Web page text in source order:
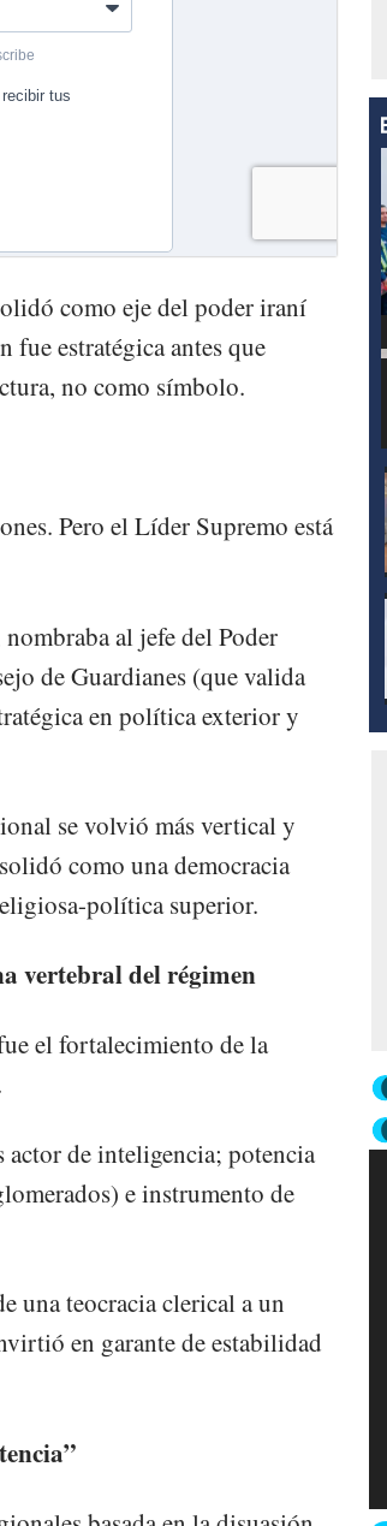
como eje del poder iraní
fue estratégica antes que
no como símbolo.
Pero el Líder Supremo está
al jefe del Poder
de Guardianes (que valida
en política exterior y
se volvió más vertical y
como una democracia
política superior.
vertebral del régimen
el fortalecimiento de la
de inteligencia; potencia
e instrumento de
una teocracia clerical a un
en garante de estabilidad